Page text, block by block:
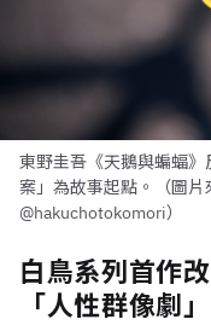
東野圭吾《天鵝與蝙蝠
案」為故事起點。（圖
@hakuchotokomori）
白鳥系列首作
「人性群像劇」